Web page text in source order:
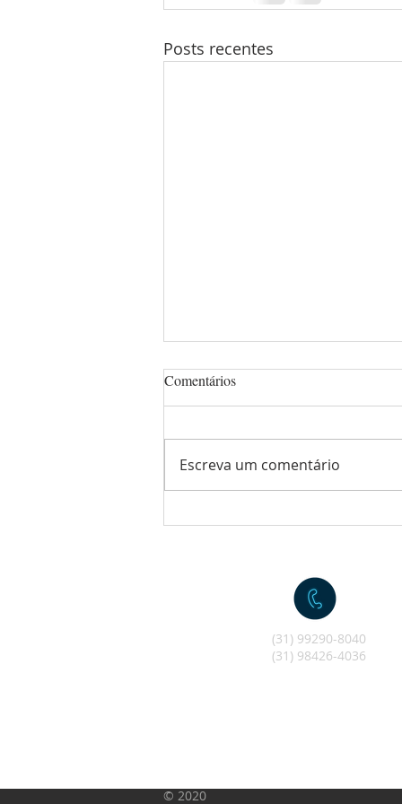
Posts recentes
Ensinamentos do Profeta
Comentários
Escreva um comentário
(31) 99290-8040
(31) 98426-4036
© 2020